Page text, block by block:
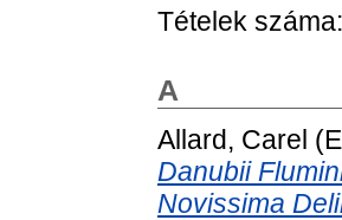
Tételek száma:
A
Allard, Carel
Danubii
Novissima